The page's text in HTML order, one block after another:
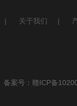
| 关于我们 |
备案号：赣ICP备